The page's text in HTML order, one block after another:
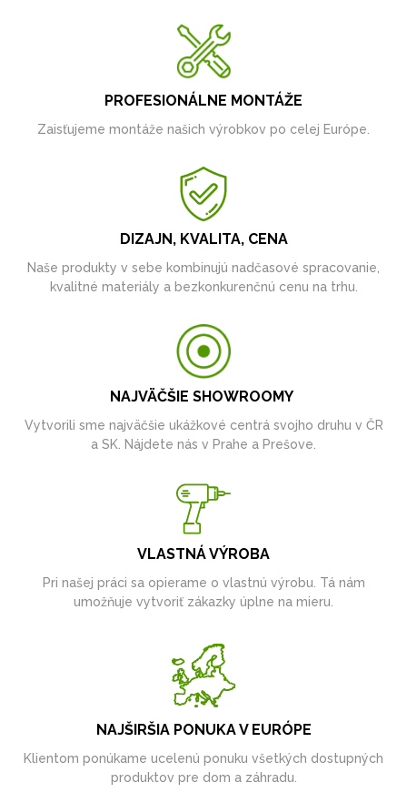
PROFESIONÁLNE MONTÁŽE
Zaisťujeme montáže našich výrobkov po celej Európe.
DIZAJN, KVALITA, CENA
Naše produkty v sebe kombinujú nadčasové spracovanie,
kvalitné materiály a bezkonkurenčnú cenu na trhu.
NAJVÄČŠIE SHOWROOMY
Vytvorili sme najväčšie ukážkové centrá svojho druhu v ČR
a SK. Nájdete nás v Prahe a Prešove.
VLASTNÁ VÝROBA
Pri našej práci sa opierame o vlastnú výrobu. Tá nám
umožňuje vytvoriť zákazky úplne na mieru.
NAJŠIRŠIA PONUKA V EURÓPE
Klientom ponúkame ucelenú ponuku všetkých dostupných
produktov pre dom a záhradu.